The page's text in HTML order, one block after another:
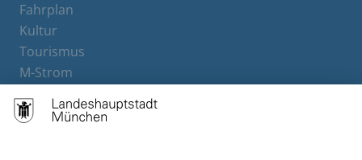
Fahrplan
Kultur
Tourismus
M-Strom
Hotels